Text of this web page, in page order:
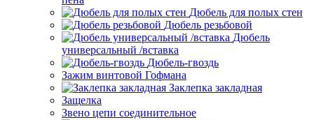
Дюбель для полых стен
Дюбель резьбовой
Дюбель
универсальный /вставка
Дюбель-гвоздь
Зажим винтовой Гофмана
Заклепка закладная
Защелка
Звено цепи соединительное